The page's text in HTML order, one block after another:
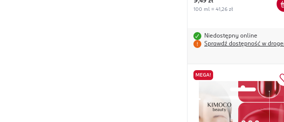
100 ml = 41,26 zł
Niedostępny online
Sprawdź dostępność w
MEGA!